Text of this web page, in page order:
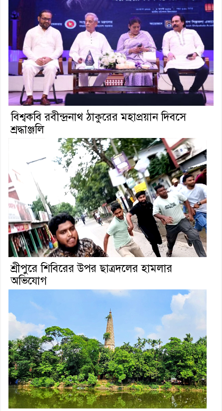
বিশ্বকবি রবীন্দ্রনাথ ঠাকুরের মহাপ্রয়ান দিবসে
শ্রদ্ধাঞ্জলি
শ্রীপুরে শিবিরের উপর ছাত্রদলের হামলার
অভিযোগ